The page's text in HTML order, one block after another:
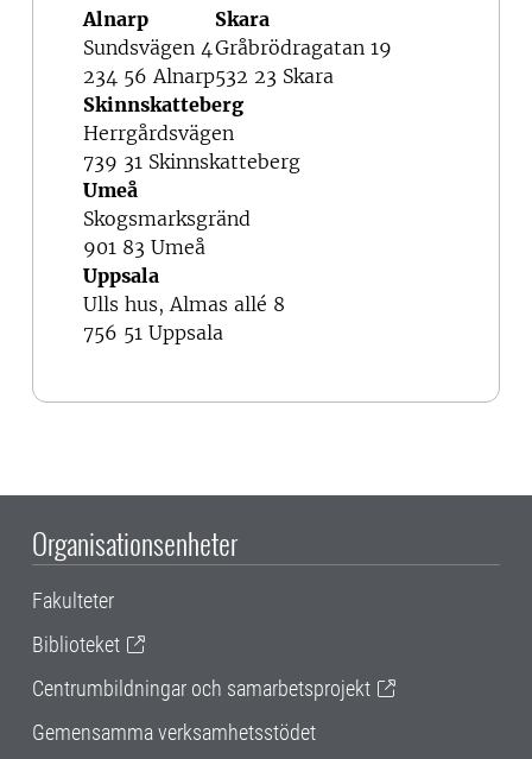
Alnarp
Sundsvägen 4
234 56 Alnarp
Skara
Gråbrödragatan 19
532 23 Skara
Skinnskatteberg
Herrgårdsvägen
739 31 Skinnskatteberg
Umeå
Skogsmarksgränd
901 83 Umeå
Uppsala
Ulls hus, Almas allé 8
756 51 Uppsala
Organisationsenheter
Fakulteter
Biblioteket
Centrumbildningar och samarbetsprojekt
Gemensamma verksamhetsstödet